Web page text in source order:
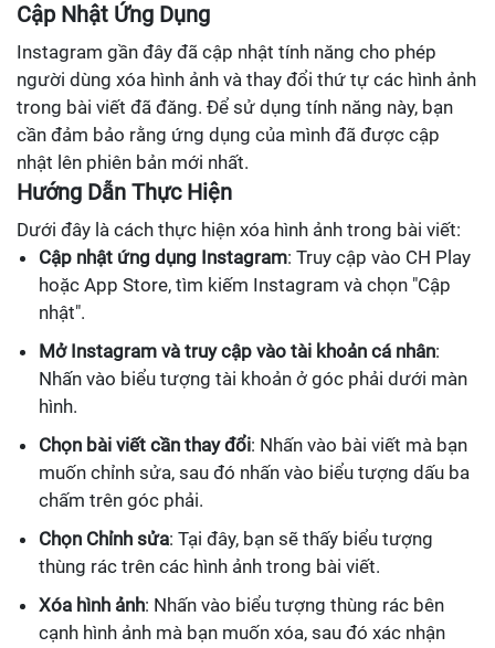
Cập Nhật Ứng Dụng
Instagram gần đây đã cập nhật tính năng cho phép
người dùng xóa hình ảnh và thay đổi thứ tự các hình ảnh
trong bài viết đã đăng. Để sử dụng tính năng này, bạn
cần đảm bảo rằng ứng dụng của mình đã được cập
nhật lên phiên bản mới nhất.
Hướng Dẫn Thực Hiện
Dưới đây là cách thực hiện xóa hình ảnh trong bài viết:
Cập nhật ứng dụng Instagram: Truy cập vào CH Play
hoặc App Store, tìm kiếm Instagram và chọn "Cập
nhật".
Mở Instagram và truy cập vào tài khoản cá nhân:
Nhấn vào biểu tượng tài khoản ở góc phải dưới màn
hình.
Chọn bài viết cần thay đổi: Nhấn vào bài viết mà bạn
muốn chỉnh sửa, sau đó nhấn vào biểu tượng dấu ba
chấm trên góc phải.
Chọn Chỉnh sửa: Tại đây, bạn sẽ thấy biểu tượng
thùng rác trên các hình ảnh trong bài viết.
Xóa hình ảnh: Nhấn vào biểu tượng thùng rác bên
cạnh hình ảnh mà bạn muốn xóa, sau đó xác nhận